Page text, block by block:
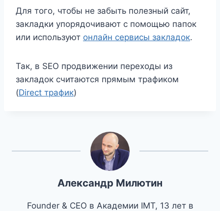
Для того, чтобы не забыть полезный сайт,
закладки упорядочивают с помощью папок
или используют онлайн сервисы закладок.
Так, в SEO продвижении переходы из
закладок считаются прямым трафиком
(Direct трафик)
Александр Милютин
Founder & CEO в Академии IMT, 13 лет в